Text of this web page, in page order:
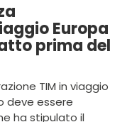
Europa
prima del
TIM in viaggio
deve essere
ha stipulato il